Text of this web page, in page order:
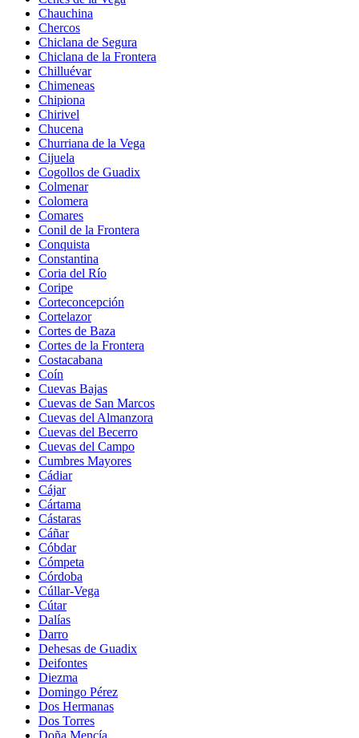
Chauchina
Chercos
Chiclana de Segura
Chiclana de la Frontera
Chilluévar
Chimeneas
Chipiona
Chirivel
Chucena
Churriana de la Vega
Cijuela
Cogollos de Guadix
Colmenar
Colomera
Comares
Conil de la Frontera
Conquista
Constantina
Coria del Río
Coripe
Corteconcepción
Cortelazor
Cortes de Baza
Cortes de la Frontera
Costacabana
Coín
Cuevas Bajas
Cuevas de San Marcos
Cuevas del Almanzora
Cuevas del Becerro
Cuevas del Campo
Cumbres Mayores
Cádiar
Cájar
Cártama
Cástaras
Cáñar
Cóbdar
Cómpeta
Córdoba
Cúllar-Vega
Cútar
Dalías
Darro
Dehesas de Guadix
Deifontes
Diezma
Domingo Pérez
Dos Hermanas
Dos Torres
Doña Mencía